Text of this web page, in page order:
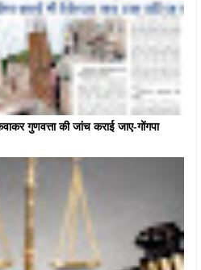
गुणवत्ता की जांच कराई जाए-गोंगपा